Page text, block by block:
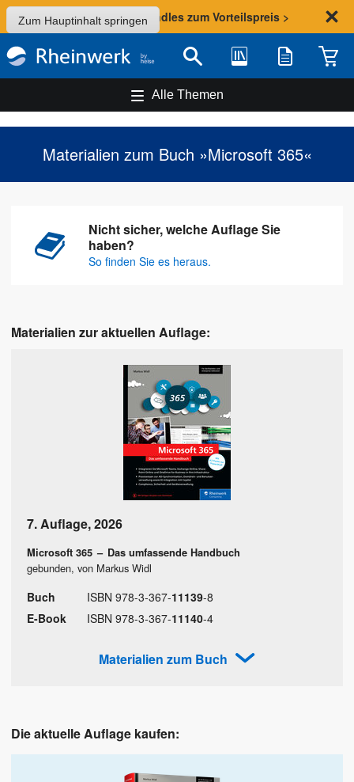
Zum Hauptinhalt springen
Sommer-Aktion: Bundles zum Vorteilspreis >
Suche Bibliothek Merkliste
Alle Themen
Materialien zum Buch »Microsoft 365«
Nicht sicher, welche Auflage Sie
haben?
So finden Sie es heraus.
Materialien zur aktuellen Auflage:
7. Auflage,2026
Microsoft 365 – Das umfassende Handbuch
gebunden, von Markus Widl
Buch ISBN 978-3-367-11139-8
E-Book
ISBN 978-3-367-11140-4
Materialien zum Buch
Die aktuelle Auflage kaufen: